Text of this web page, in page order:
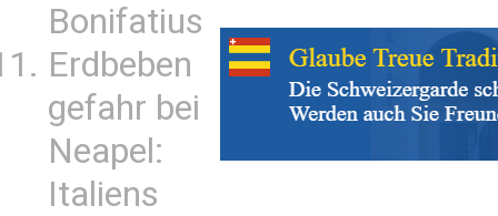
Bonifatius
Erdbeben
gefahr bei
Neapel:
Italiens